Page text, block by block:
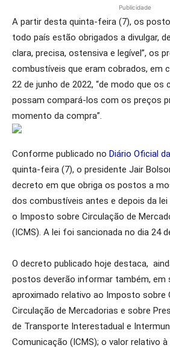
Publicidade
A partir desta quinta-feira (7), os
todo país estão obrigados a divulgar,
clara, precisa, ostensiva e legível”, os
combustíveis que eram cobrados, em
22 de junho de 2022, “de modo que os
possam compará-los com os preços
momento da compra”.
Conforme publicado no Diário Oficial
quinta-feira (7), o presidente Jair
decreto em que obriga os postos a
dos combustíveis antes e depois da
o Imposto sobre Circulação de
(ICMS). A lei foi sancionada no dia 24
O decreto publicado hoje destaca,
postos deverão informar também, em
aproximado relativo ao Imposto sobre
Circulação de Mercadorias e sobre
de Transporte Interestadual e
Comunicação (ICMS); o valor relativo